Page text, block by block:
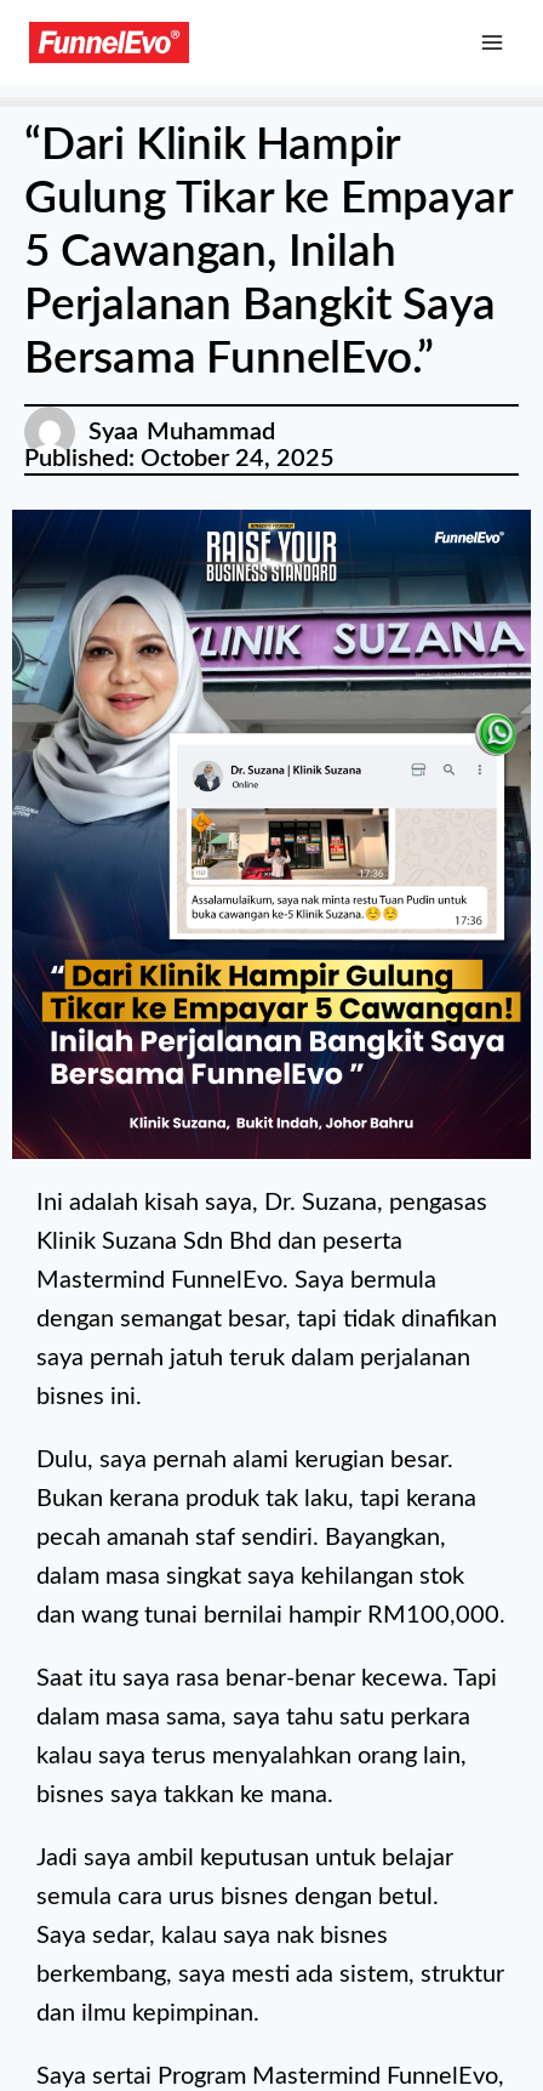
“Dari Klinik Hampir
Gulung Tikar ke Empayar
5 Cawangan, Inilah
Perjalanan Bangkit Saya
Bersama FunnelEvo.”
Syaa Muhammad
Published: October 24, 2025
Ini adalah kisah saya, Dr. Suzana, pengasas
Klinik Suzana Sdn Bhd dan peserta
Mastermind FunnelEvo. Saya bermula
dengan semangat besar, tapi tidak dinafikan
saya pernah jatuh teruk dalam perjalanan
bisnes ini.
Dulu, saya pernah alami kerugian besar.
Bukan kerana produk tak laku, tapi kerana
pecah amanah staf sendiri. Bayangkan,
dalam masa singkat saya kehilangan stok
dan wang tunai bernilai hampir RM100,000.
Saat itu saya rasa benar-benar kecewa. Tapi
dalam masa sama, saya tahu satu perkara
kalau saya terus menyalahkan orang lain,
bisnes saya takkan ke mana.
Jadi saya ambil keputusan untuk belajar
semula cara urus bisnes dengan betul.
Saya sedar, kalau saya nak bisnes
berkembang, saya mesti ada sistem, struktur
dan ilmu kepimpinan.
Saya sertai Program Mastermind FunnelEvo,